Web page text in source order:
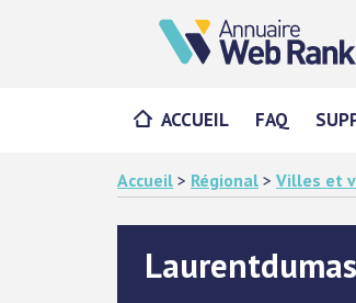
ACCUEIL FAQ
Accueil > Régional > Villes et
Laurentdumas